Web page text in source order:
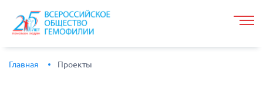
Главная Проекты